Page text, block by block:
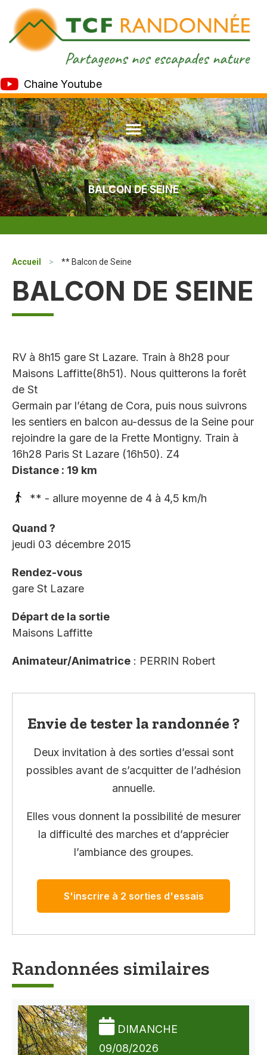
Chaine Youtube
BALCON DE SEINE
Accueil > ** Balcon de Seine
BALCON DE SEINE
RV à 8h15 gare St Lazare. Train à 8h28 pour
Maisons Laffitte(8h51). Nous quitterons la forêt
de St
Germain par l’étang de Cora, puis nous suivrons
les sentiers en balcon au-dessus de la Seine pour
rejoindre la gare de la Frette Montigny. Train à
16h28 Paris St Lazare (16h50). Z4
Distance : 19 km
** - allure moyenne de 4 à 4,5 km/h
Quand ?
jeudi 03 décembre 2015
Rendez-vous
gare St Lazare
Départ de la sortie
Maisons Laffitte
Animateur/Animatrice : PERRIN Robert
Envie de tester la randonnée ?
Deux invitation à des sorties d’essai sont
possibles avant de s’acquitter de l’adhésion
annuelle.
Elles vous donnent la possibilité de mesurer
la difficulté des marches et d’apprécier
l’ambiance des groupes.
S'inscrire à 2 sorties d'essais
Randonnées similaires
DIMANCHE
09/08/2026